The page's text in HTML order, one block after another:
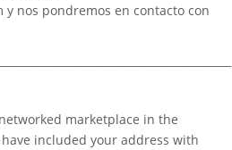
y nos pondremos en contacto con
marketplace in the
included your address with